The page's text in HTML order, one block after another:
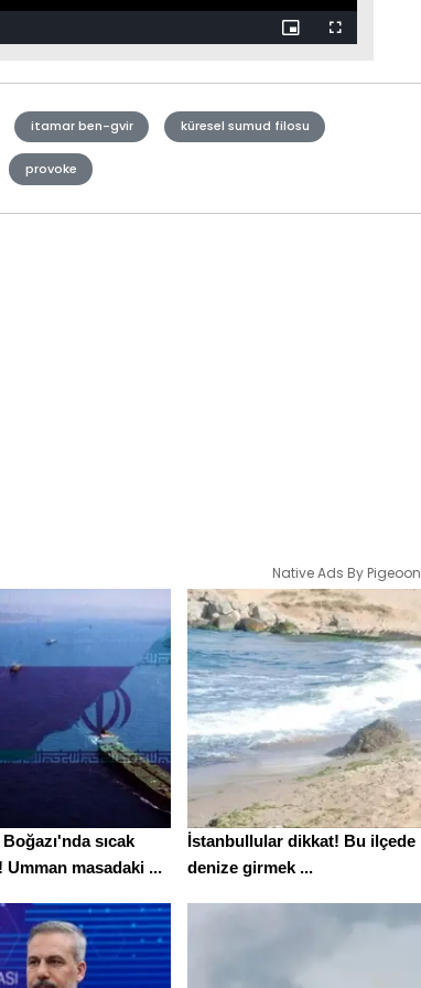
Picture-
in-
Fullscreen
itamar ben-gvir küresel sumud filosu
provoke
Native Ads By Pigeoon
sıcak
Umman masadaki ...
İstanbullular dikkat! Bu ilçede
denize girmek ...